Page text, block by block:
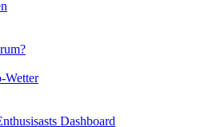
Wetter
Dashboard